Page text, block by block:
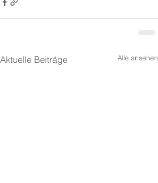
Aktuelle Beiträge Alle ansehen